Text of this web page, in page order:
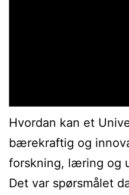
Hvordan kan et
bærekraftig og
forskning, læring og
Det var spørsmålet